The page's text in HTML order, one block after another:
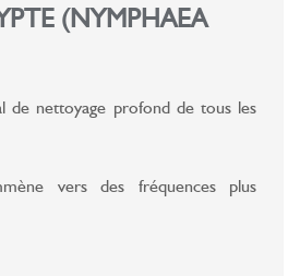
(NYMPHAEA
de nettoyage profond de tous les
vers des fréquences plus